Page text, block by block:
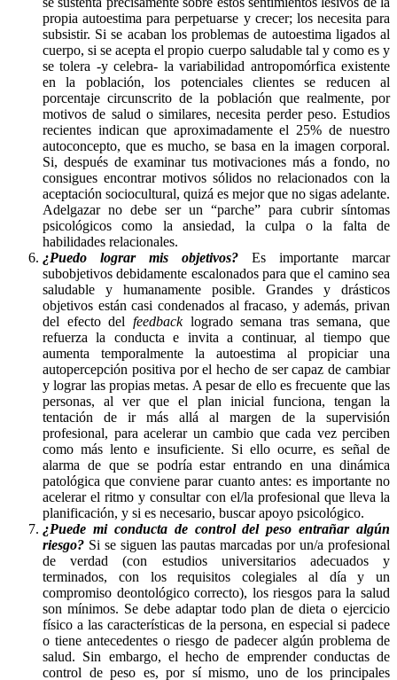
propia autoestima para perpetuarse y crecer; los necesita para
subsistir. Si se acaban los problemas de autoestima ligados al
cuerpo, si se acepta el propio cuerpo saludable tal y como es y
se tolera -y celebra- la variabilidad antropomórfica existente
en la población, los potenciales clientes se reducen al
porcentaje circunscrito de la población que realmente, por
motivos de salud o similares, necesita perder peso. Estudios
recientes indican que aproximadamente el 25% de nuestro
autoconcepto, que es mucho, se basa en la imagen corporal.
Si, después de examinar tus motivaciones más a fondo, no
consigues encontrar motivos sólidos no relacionados con la
aceptación sociocultural, quizá es mejor que no sigas adelante.
Adelgazar no debe ser un “parche” para cubrir síntomas
psicológicos como la ansiedad, la culpa o la falta de
habilidades relacionales.
¿Puedo lograr mis objetivos? Es importante marcar
subobjetivos debidamente escalonados para que el camino sea
saludable y humanamente posible. Grandes y drásticos
objetivos están casi condenados al fracaso, y además, privan
del efecto del feedbacklogrado semana tras semana, que
refuerza la conducta e invita a continuar, al tiempo que
aumenta temporalmente la autoestima al propiciar una
autopercepción positiva por el hecho de ser capaz de cambiar
y lograr las propias metas. A pesar de ello es frecuente que las
personas, al ver que el plan inicial funciona, tengan la
tentación de ir más allá al margen de la supervisión
profesional, para acelerar un cambio que cada vez perciben
como más lento e insuficiente. Si ello ocurre, es señal de
alarma de que se podría estar entrando en una dinámica
patológica que conviene parar cuanto antes: es importante no
acelerar el ritmo y consultar con el/la profesional que lleva la
planificación, y si es necesario, buscar apoyo psicológico.
¿Puede mi conducta de control del peso entrañar algún
riesgo? Si se siguen las pautas marcadas por un/a profesional
de verdad (con estudios universitarios adecuados y
terminados, con los requisitos colegiales al día y un
compromiso deontológico correcto), los riesgos para la salud
son mínimos. Se debe adaptar todo plan de dieta o ejercicio
físico a las características de la persona, en especial si padece
o tiene antecedentes o riesgo de padecer algún problema de
salud. Sin embargo, el hecho de emprender conductas de
control de peso es, por sí mismo, uno de los principales